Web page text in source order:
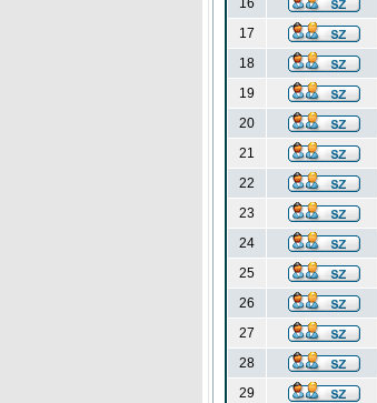
16
17
18
19
20
21
22
23
24
25
26
27
28
29